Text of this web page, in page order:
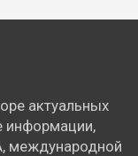
актуальных
информации,
международной